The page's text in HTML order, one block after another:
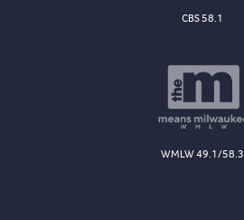
CBS 58.1
WMLW 49.1/58.3